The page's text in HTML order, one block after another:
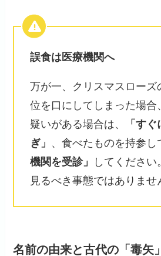
誤食は医療機関へ
万が一、クリスマスローズ
位を口にしてしまった場合
疑いがある場合は、
「す
ぎ」 、食べたものを持参し
機関を受診」
してください
見るべき事態ではありませ
名前の由来と古代の「毒矢